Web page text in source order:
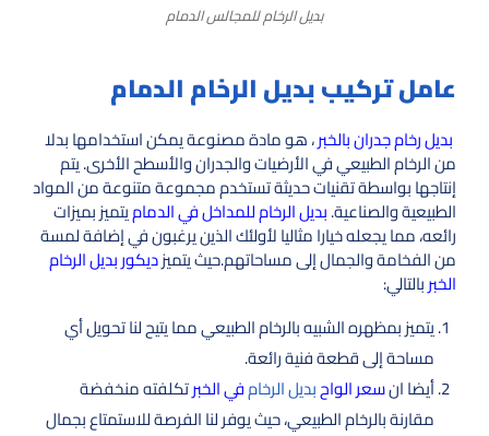
بديل الرخام للمجالس الدمام
عامل تركيب بديل الرخام الدمام
بديل رخام جدران بالخبر، هو مادة مصنوعة يمكن استخدامها بدلا
من الرخام الطبيعي في الأرضيات والجدران والأسطح الأخرى. يتم
إنتاجها بواسطة تقنيات حديثة تستخدم مجموعة متنوعة من المواد
الطبيعية والصناعية.بديل الرخام للمداخل في الدماميتميز بميزات
رائعه، مما يجعله خيارا مثاليا لأولئك الذين يرغبون في إضافة لمسة
من الفخامة والجمال إلى مساحاتهم.حيث يتميزديكور بديل الرخام
الخبربالتالي:
يتميز بمظهره الشبيه بالرخام الطبيعي مما يتيح لنا تحويل أي
مساحة إلى قطعة فنية رائعة.
أيضا انسعر الواحبديل الرخامفي الخبرتكلفته منخفضة
مقارنة بالرخام الطبيعي، حيث يوفر لنا الفرصة للاستمتاع بجمال